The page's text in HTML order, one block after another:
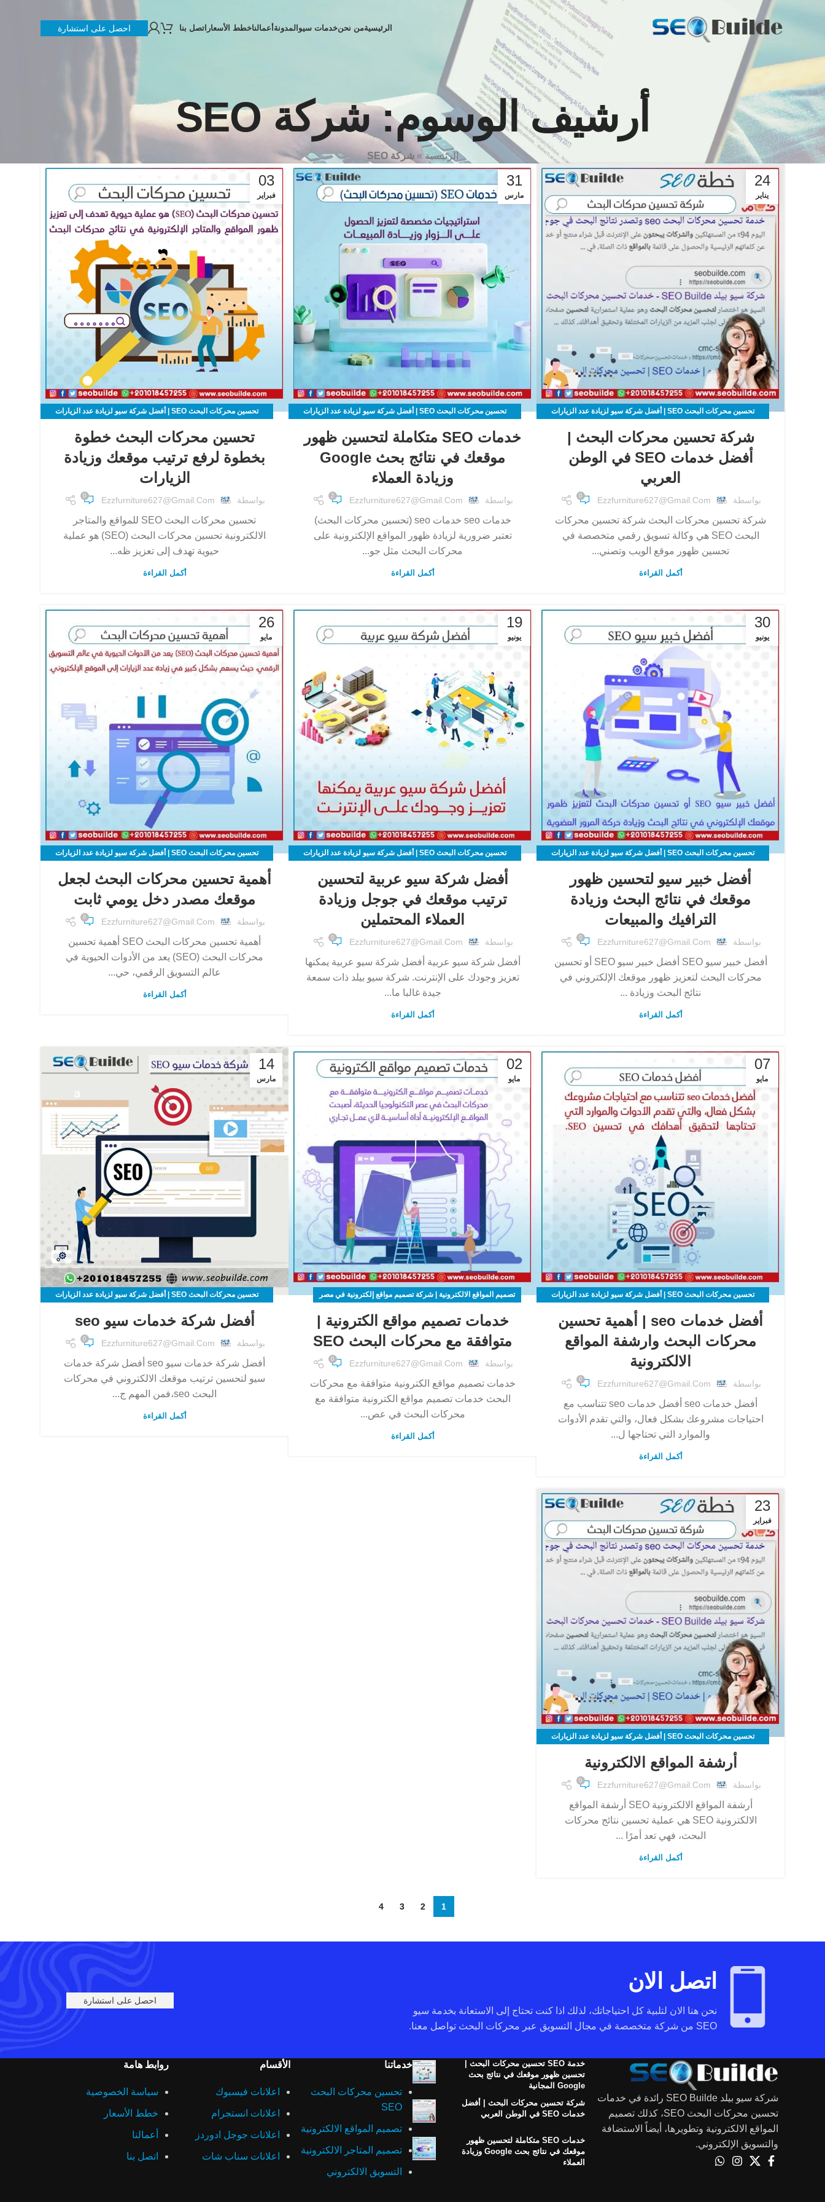
الرئيسيةمن نحنخدمات سيوالمدونةأعمالناخطط الأسعار اتصل بنا احصل على استشارة
أرشيف الوسوم: شركة SEO
الرئيسية »شركة SEO
24
يناير
تحسين محركات البحث SEO | أفضل شركة سيو لزيادة عدد الزيارات
شركة تحسين محركات البحث |
أفضل خدمات SEO في الوطن
العربي
بواسطة Ezzfurniture627@gmail.com
0
شركة تحسين محركات البحث شركة تحسين محركات
البحث SEO هي وكالة تسويق رقمي متخصصة في
تحسين ظهور موقع الويب وتصني...
أكمل القراءة
31
مارس
تحسين محركات البحث SEO | أفضل شركة سيو لزيادة عدد الزيارات
خدمات SEO متكاملة لتحسين ظهور
موقعك في نتائج بحث Google
وزيادة العملاء
بواسطة Ezzfurniture627@gmail.com
2
خدمات seo خدمات seo (تحسين محركات البحث)
تعتبر ضرورية لزيادة ظهور المواقع الإلكترونية على
محركات البحث مثل جو...
أكمل القراءة
03
فبراير
تحسين محركات البحث SEO | أفضل شركة سيو لزيادة عدد الزيارات
تحسين محركات البحث خطوة
بخطوة لرفع ترتيب موقعك وزيادة
الزيارات
بواسطة Ezzfurniture627@gmail.com
0
تحسين محركات البحث SEO للمواقع والمتاجر
الالكترونية تحسين محركات البحث (SEO) هو عملية
حيوية تهدف إلى تعزيز ظه...
أكمل القراءة
30
يونيو
تحسين محركات البحث SEO | أفضل شركة سيو لزيادة عدد الزيارات
أفضل خبير سيو لتحسين ظهور
موقعك في نتائج البحث وزيادة
الترافيك والمبيعات
بواسطة Ezzfurniture627@gmail.com
0
أفضل خبير سيو SEO أفضل خبير سيو SEO أو تحسين
محركات البحث لتعزيز ظهور موقعك الإلكتروني في
نتائج البحث وزيادة ...
أكمل القراءة
19
يونيو
تحسين محركات البحث SEO | أفضل شركة سيو لزيادة عدد الزيارات
أفضل شركة سيو عربية لتحسين
ترتيب موقعك في جوجل وزيادة
العملاء المحتملين
بواسطة Ezzfurniture627@gmail.com
0
أفضل شركة سيو عربية أفضل شركة سيو عربية يمكنها
تعزيز وجودك على الإنترنت. شركة سيو بيلد ذات سمعة
جيدة غالبا ما...
أكمل القراءة
26
مايو
تحسين محركات البحث SEO | أفضل شركة سيو لزيادة عدد الزيارات
أهمية تحسين محركات البحث لجعل
موقعك مصدر دخل يومي ثابت
بواسطة Ezzfurniture627@gmail.com
0
أهمية تحسين محركات البحث SEO أهمية تحسين
محركات البحث (SEO) يعد من الأدوات الحيوية في
عالم التسويق الرقمي، حي...
أكمل القراءة
07
مايو
تحسين محركات البحث SEO | أفضل شركة سيو لزيادة عدد الزيارات
لموقعك الالكتروني
أفضل خدمات seo | أهمية تحسين
محركات البحث وارشفة المواقع
الالكترونية
بواسطة Ezzfurniture627@gmail.com
0
أفضل خدمات seo أفضل خدمات seo تتناسب مع
احتياجات مشروعك بشكل فعال، والتي تقدم الأدوات
والموارد التي تحتاجها ل...
أكمل القراءة
02
مايو
تصميم المواقع الالكترونية | شركة تصميم مواقع إلكترونية في مصر
خدمات تصميم مواقع الكترونية |
متوافقة مع محركات البحث SEO
بواسطة Ezzfurniture627@gmail.com
0
خدمات تصميم مواقع الكترونية متوافقة مع محركات
البحث خدمات تصميم مواقع الكترونية متوافقة مع
محركات البحث في عص...
أكمل القراءة
14
مارس
تحسين محركات البحث SEO | أفضل شركة سيو لزيادة عدد الزيارات
أفضل شركة خدمات سيو seo
بواسطة Ezzfurniture627@gmail.com
0
أفضل شركة خدمات سيو seo أفضل شركة خدمات
سيو لتحسين ترتيب موقعك الالكتروني في محركات
البحث seo،فمن المهم ج...
أكمل القراءة
23
فبراير
تحسين محركات البحث SEO | أفضل شركة سيو لزيادة عدد الزيارات
أرشفة المواقع الالكترونية
بواسطة Ezzfurniture627@gmail.com
0
أرشفة المواقع الالكترونية SEO أرشفة المواقع
الالكترونية SEO هي عملية تحسين نتائج محركات
البحث، فهي تعد أمرًا ...
أكمل القراءة
1
2
3
4
اتصل الان
نحن هنا الان لتلبية كل احتياجاتك، لذلك اذا كنت تحتاج إلى الاستعانة بخدمة سيو
SEO من شركة متخصصة في مجال التسويق عبر محركات البحث تواصل معنا.
احصل على استشارة
شركة سيو بيلد SEO Builde رائدة في خدمات
تحسين محركات البحث SEO، كذلك تصميم
المواقع الالكترونية وتطويرها، أيضاً الاستضافة
والتسويق الإلكتروني.
خدمة SEO تحسين محركات البحث |
تحسين ظهور موقعك في نتائج بحث
Google المجانية
شركة تحسين محركات البحث | أفضل
خدمات SEO في الوطن العربي
خدمات SEO متكاملة لتحسين ظهور
موقعك في نتائج بحث Google وزيادة
العملاء
خدماتنا
تحسين محركات البحث
SEO
تصميم المواقع الالكترونية
تصميم المتاجر الالكترونية
التسويق الالكتروني
الأقسام
اعلانات فيسبوك
اعلانات انستجرام
اعلانات جوجل ادوردز
اعلانات سناب شات
روابط هامة
سياسة الخصوصية
خطط الأسعار
أعمالنا
اتصل بنا